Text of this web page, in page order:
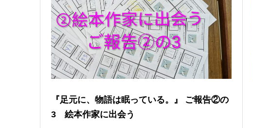
『足元に、物語は眠っている。』 ご報告②の
3 絵本作家に出会う